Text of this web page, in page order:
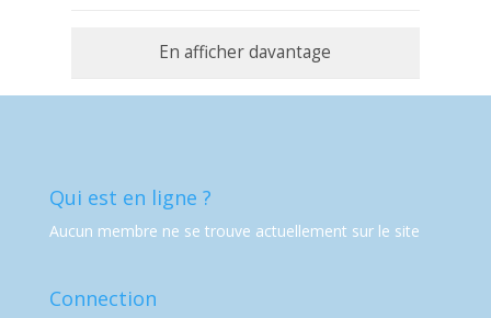
En afficher davantage
Qui est en ligne ?
Aucun membre ne se trouve actuellement sur le site
Connection